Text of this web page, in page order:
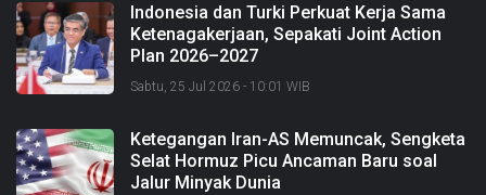
Indonesia dan Turki Perkuat Kerja Sama
Ketenagakerjaan, Sepakati Joint Action
Plan 2026–2027
Sabtu, 25 Jul 2026 - 10:01 WIB
Ketegangan Iran-AS Memuncak, Sengketa
Selat Hormuz Picu Ancaman Baru soal
Jalur Minyak Dunia